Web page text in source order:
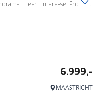
SEAT 1.0 Mii by Mango | Alcantara | Panorama | Leer | Interesse, Proefrit? Bel of app met: 06-24282842 / 06-42130156
6.999,-
MAASTRICHT